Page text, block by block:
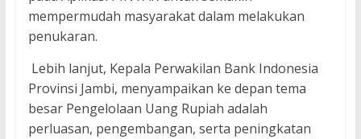
mempermudah masyarakat dalam melakukan
penukaran.
Lebih lanjut, Kepala Perwakilan Bank Indonesia
Provinsi Jambi, menyampaikan ke depan tema
besar Pengelolaan Uang Rupiah adalah
perluasan, pengembangan, serta peningkatan